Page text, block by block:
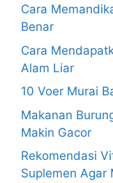
Cara
Benar
Cara
Alam Liar
10 Voer Murai
Makanan
Makin Gacor
Rekomendasi
Suplemen Agar